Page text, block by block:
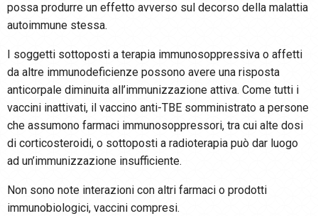
possa produrre un effetto avverso sul decorso della malattia
autoimmune stessa.
I soggetti sottoposti a terapia immunosoppressiva o affetti
da altre immunodeficienze possono avere una risposta
anticorpale diminuita all’immunizzazione attiva. Come tutti i
vaccini inattivati, il vaccino anti-TBE somministrato a persone
che assumono farmaci immunosoppressori, tra cui alte dosi
di corticosteroidi, o sottoposti a radioterapia può dar luogo
ad un’immunizzazione insufficiente.
Non sono note interazioni con altri farmaci o prodotti
immunobiologici, vaccini compresi.